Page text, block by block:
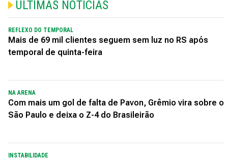
ÚLTIMAS NOTÍCIAS
REFLEXO DO TEMPORAL
Mais de 69 mil clientes seguem sem luz no RS após
temporal de quinta-feira
NA ARENA
Com mais um gol de falta de Pavon, Grêmio vira sobre o
São Paulo e deixa o Z-4 do Brasileirão
INSTABILIDADE